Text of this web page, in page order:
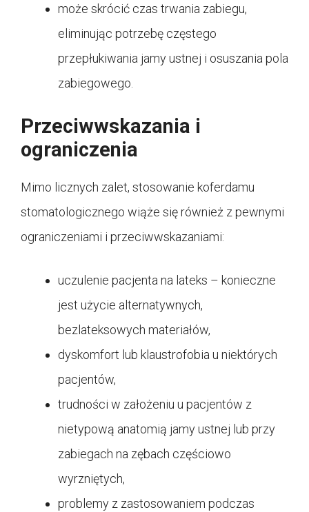
może skrócić czas trwania zabiegu,
eliminując potrzebę częstego
przepłukiwania jamy ustnej i osuszania pola
zabiegowego.
Przeciwwskazania i
ograniczenia
Mimo licznych zalet, stosowanie koferdamu
stomatologicznego wiąże się również z pewnymi
ograniczeniami i przeciwwskazaniami:
uczulenie pacjenta na lateks – konieczne
jest użycie alternatywnych,
bezlateksowych materiałów,
dyskomfort lub klaustrofobia u niektórych
pacjentów,
trudności w założeniu u pacjentów z
nietypową anatomią jamy ustnej lub przy
zabiegach na zębach częściowo
wyrzniętych,
problemy z zastosowaniem podczas